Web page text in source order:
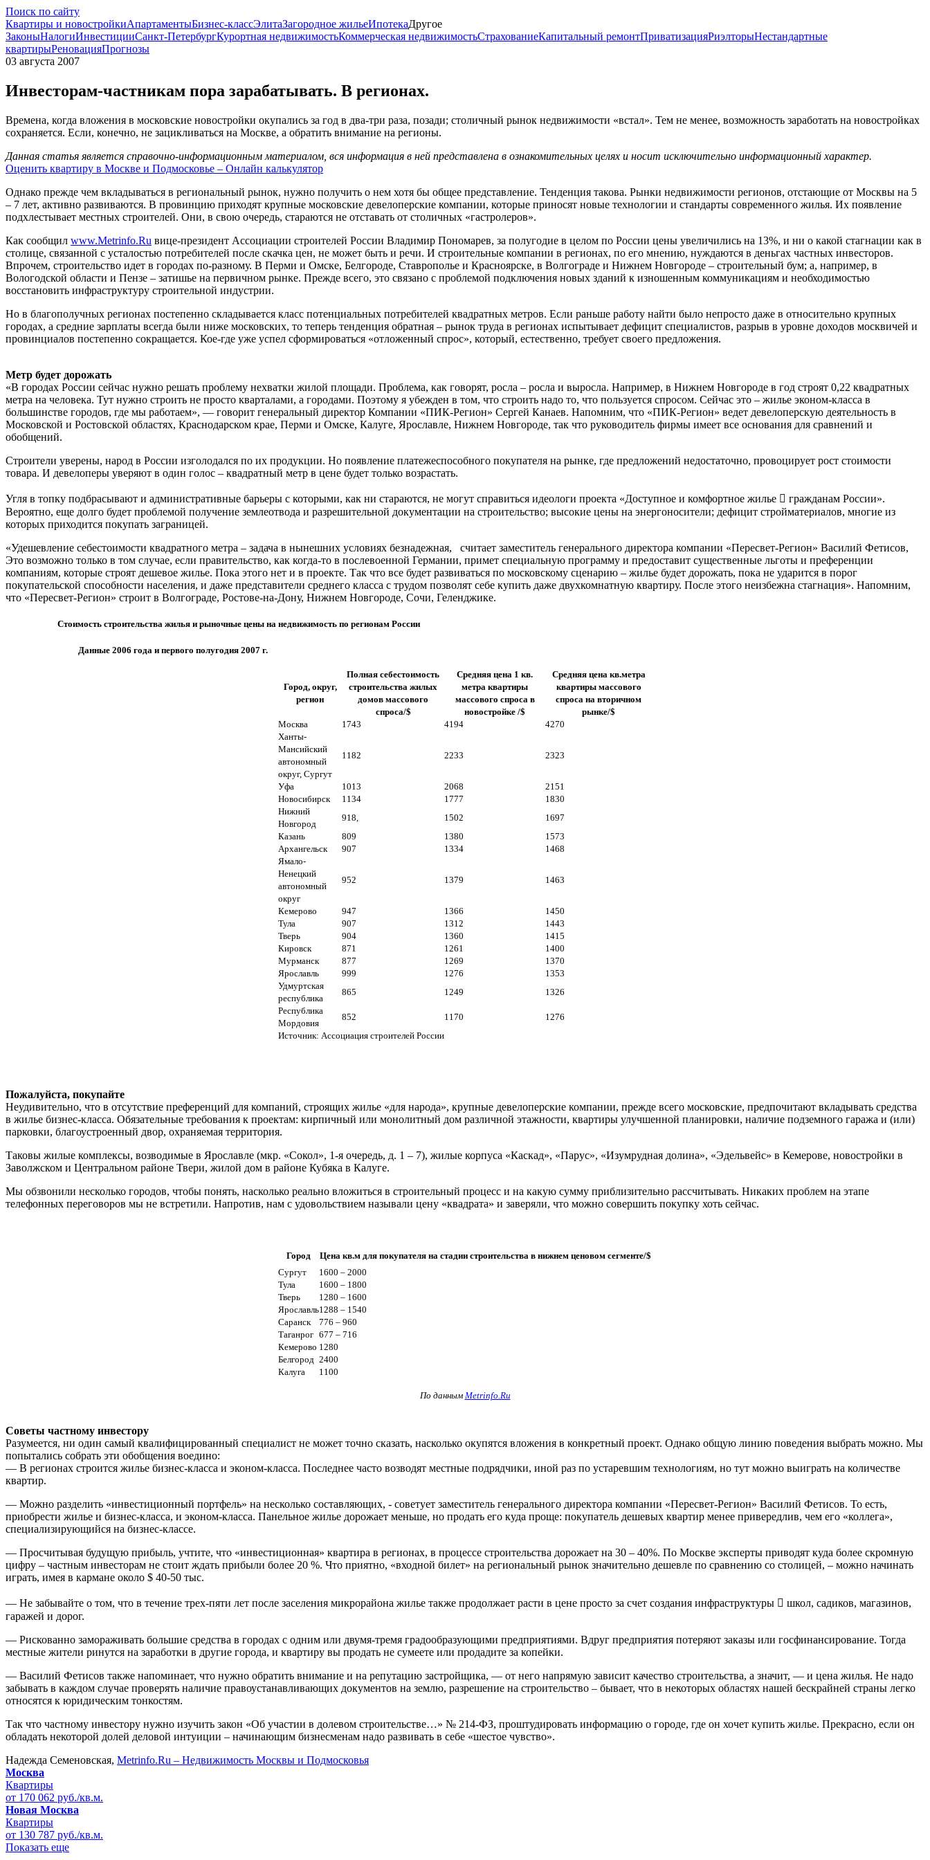
Поиск по сайту
Квартиры и новостройкиАпартаментыБизнес-классЭлитаЗагородное жильеИпотекаДругое
ЗаконыНалогиИнвестицииСанкт-ПетербургКурортная недвижимостьКоммерческая недвижимостьСтрахованиеКапитальный ремонтПриватизацияРиэлторыНестандартные
квартирыРеновацияПрогнозы
03 августа 2007
Инвесторам-частникам пора зарабатывать. В регионах.
Времена, когда вложения в московские новостройки окупались за год в два-три раза, позади; столичный рынок недвижимости «встал». Тем не менее, возможность заработать на новостройках
сохраняется. Если, конечно, не зацикливаться на Москве, а обратить внимание на регионы.
Данная статья является справочно-информационным материалом, вся информация в ней представлена в ознакомительных целях и носит исключительно информационный характер.
Оценить квартиру в Москве и Подмосковье – Онлайн калькулятор
Однако прежде чем вкладываться в региональный рынок, нужно получить о нем хотя бы общее представление. Тенденция такова. Рынки недвижимости регионов, отстающие от Москвы на 5
– 7 лет, активно развиваются. В провинцию приходят крупные московские девелоперские компании, которые приносят новые технологии и стандарты современного жилья. Их появление
подхлестывает местных строителей. Они, в свою очередь, стараются не отставать от столичных «гастролеров».
Как сообщил www.Metrinfo.Ru вице-президент Ассоциации строителей России Владимир Пономарев, за полугодие в целом по России цены увеличились на 13%, и ни о какой стагнации как в
столице, связанной с усталостью потребителей после скачка цен, не может быть и речи. И строительные компании в регионах, по его мнению, нуждаются в деньгах частных инвесторов.
Впрочем, строительство идет в городах по-разному. В Перми и Омске, Белгороде, Ставрополье и Красноярске, в Волгограде и Нижнем Новгороде – строительный бум; а, например, в
Вологодской области и Пензе – затишье на первичном рынке. Прежде всего, это связано с проблемой подключения новых зданий к изношенным коммуникациям и необходимостью
восстановить инфраструктуру строительной индустрии.
Но в благополучных регионах постепенно складывается класс потенциальных потребителей квадратных метров. Если раньше работу найти было непросто даже в относительно крупных
городах, а средние зарплаты всегда были ниже московских, то теперь тенденция обратная – рынок труда в регионах испытывает дефицит специалистов, разрыв в уровне доходов москвичей и
провинциалов постепенно сокращается. Кое-где уже успел сформироваться «отложенный спрос», который, естественно, требует своего предложения.
Метр будет дорожать
«В городах России сейчас нужно решать проблему нехватки жилой площади. Проблема, как говорят, росла – росла и выросла. Например, в Нижнем Новгороде в год строят 0,22 квадратных
метра на человека. Тут нужно строить не просто кварталами, а городами. Поэтому я убежден в том, что строить надо то, что пользуется спросом. Сейчас это – жилье эконом-класса в
большинстве городов, где мы работаем», — говорит генеральный директор Компании «ПИК-Регион» Сергей Канаев. Напомним, что «ПИК-Регион» ведет девелоперскую деятельность в
Московской и Ростовской областях, Краснодарском крае, Перми и Омске, Калуге, Ярославле, Нижнем Новгороде, так что руководитель фирмы имеет все основания для сравнений и
обобщений.
Строители уверены, народ в России изголодался по их продукции. Но появление платежеспособного покупателя на рынке, где предложений недостаточно, провоцирует рост стоимости
товара. И девелоперы уверяют в один голос – квадратный метр в цене будет только возрастать.
Угля в топку подбрасывают и административные барьеры с которыми, как ни стараются, не могут справиться идеологи проекта «Доступное и комфортное жилье  гражданам России».
Вероятно, еще долго будет проблемой получение землеотвода и разрешительной документации на строительство; высокие цены на энергоносители; дефицит стройматериалов, многие из
которых приходится покупать заграницей.
«Удешевление себестоимости квадратного метра – задача в нынешних условиях безнадежная, считает заместитель генерального директора компании «Пересвет-Регион» Василий Фетисов,
Это возможно только в том случае, если правительство, как когда-то в послевоенной Германии, примет специальную программу и предоставит существенные льготы и преференции
компаниям, которые строят дешевое жилье. Пока этого нет и в проекте. Так что все будет развиваться по московскому сценарию – жилье будет дорожать, пока не ударится в порог
покупательской способности населения, и даже представители среднего класса с трудом позволят себе купить даже двухкомнатную квартиру. После этого неизбежна стагнация». Напомним,
что «Пересвет-Регион» строит в Волгограде, Ростове-на-Дону, Нижнем Новгороде, Сочи, Геленджике.
Стоимость строительства жилья и рыночные цены на недвижимость по регионам России
Данные 2006 года и первого полугодия 2007 г.
Город, округ,
регион
Полная себестоимость
строительства жилых
домов массового
спроса/$
Средняя цена 1 кв.
метра квартиры
массового спроса в
новостройке /$
Средняя цена кв.метра
квартиры массового
спроса на вторичном
рынке/$
Москва
1743 4194
4270
Ханты-
Мансийский
автономный
округ, Сургут
1182 2233 2323
Уфа 1013 2068
2151
Новосибирск
1134 1777
1830
Нижний
Новгород
918, 1502
1697
Казань
809 1380
1573
Архангельск
907 1334
1468
Ямало-
Ненецкий
автономный
округ
952 1379 1463
Кемерово 947 1366
1450
Тула
907 1312
1443
Тверь
904 1360
1415
Кировск
871 1261
1400
Мурманск
877 1269
1370
Ярославль
999 1276
1353
Удмуртская
республика
865 1249
1326
Республика
Мордовия
852 1170
1276
Источник: Ассоциация строителей России
Пожалуйста, покупайте
Неудивительно, что в отсутствие преференций для компаний, строящих жилье «для народа», крупные девелоперские компании, прежде всего московские, предпочитают вкладывать средства
в жилье бизнес-класса. Обязательные требования к проектам: кирпичный или монолитный дом различной этажности, квартиры улучшенной планировки, наличие подземного гаража и (или)
парковки, благоустроенный двор, охраняемая территория.
Таковы жилые комплексы, возводимые в Ярославле (мкр. «Сокол», 1-я очередь, д. 1 – 7), жилые корпуса «Каскад», «Парус», «Изумрудная долина», «Эдельвейс» в Кемерове, новостройки в
Заволжском и Центральном районе Твери, жилой дом в районе Кубяка в Калуге.
Мы обзвонили несколько городов, чтобы понять, насколько реально вложиться в строительный процесс и на какую сумму приблизительно рассчитывать. Никаких проблем на этапе
телефонных переговоров мы не встретили. Напротив, нам с удовольствием называли цену «квадрата» и заверяли, что можно совершить покупку хоть сейчас.
Город
Цена кв.м для покупателя на стадии строительства в нижнем ценовом сегменте/$
Сургут
1600 – 2000
Тула
1600 – 1800
Тверь
1280 – 1600
Ярославль1288 – 1540
Саранск
776 – 960
Таганрог 677 – 716
Кемерово 1280
Белгород 2400
Калуга
1100
По данным Metrinfo.Ru
Советы частному инвестору
Разумеется, ни один самый квалифицированный специалист не может точно сказать, насколько окупятся вложения в конкретный проект. Однако общую линию поведения выбрать можно. Мы
попытались собрать эти обобщения воедино:
— В регионах строится жилье бизнес-класса и эконом-класса. Последнее часто возводят местные подрядчики, иной раз по устаревшим технологиям, но тут можно выиграть на количестве
квартир.
— Можно разделить «инвестиционный портфель» на несколько составляющих, - советует заместитель генерального директора компании «Пересвет-Регион» Василий Фетисов. То есть,
приобрести жилье и бизнес-класса, и эконом-класса. Панельное жилье дорожает меньше, но продать его куда проще: покупатель дешевых квартир менее привередлив, чем его «коллега»,
специализирующийся на бизнес-классе.
— Просчитывая будущую прибыль, учтите, что «инвестиционная» квартира в регионах, в процессе строительства дорожает на 30 – 40%. По Москве эксперты приводят куда более скромную
цифру – частным инвесторам не стоит ждать прибыли более 20 %. Что приятно, «входной билет» на региональный рынок значительно дешевле по сравнению со столицей, – можно начинать
играть, имея в кармане около $ 40-50 тыс.
— Не забывайте о том, что в течение трех-пяти лет после заселения микрорайона жилье также продолжает расти в цене просто за счет создания инфраструктуры  школ, садиков, магазинов,
гаражей и дорог.
— Рискованно замораживать большие средства в городах с одним или двумя-тремя градообразующими предприятиями. Вдруг предприятия потеряют заказы или госфинансирование. Тогда
местные жители ринутся на заработки в другие города, и квартиру вы продать не сумеете или продадите за копейки.
— Василий Фетисов также напоминает, что нужно обратить внимание и на репутацию застройщика, — от него напрямую зависит качество строительства, а значит, — и цена жилья. Не надо
забывать в каждом случае проверять наличие правоустанавливающих документов на землю, разрешение на строительство – бывает, что в некоторых областях нашей бескрайней страны легко
относятся к юридическим тонкостям.
Так что частному инвестору нужно изучить закон «Об участии в долевом строительстве…» № 214-ФЗ, проштудировать информацию о городе, где он хочет купить жилье. Прекрасно, если он
обладать некоторой долей деловой интуиции – начинающим бизнесменам надо развивать в себе «шестое чувство».
Надежда Семеновская, Metrinfo.Ru – Недвижимость Москвы и Подмосковья
Москва
Квартиры
от 170 062 руб./кв.м.
Новая Москва
Квартиры
от 130 787 руб./кв.м.
Показать еще